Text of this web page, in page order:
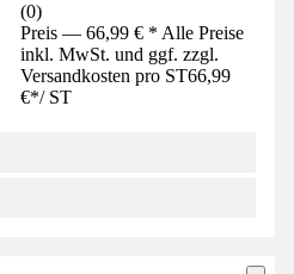
(0)
Preis — 66,99 € * Alle Preise
inkl. MwSt. und ggf. zzgl.
Versandkosten pro ST66,99
€*/ ST